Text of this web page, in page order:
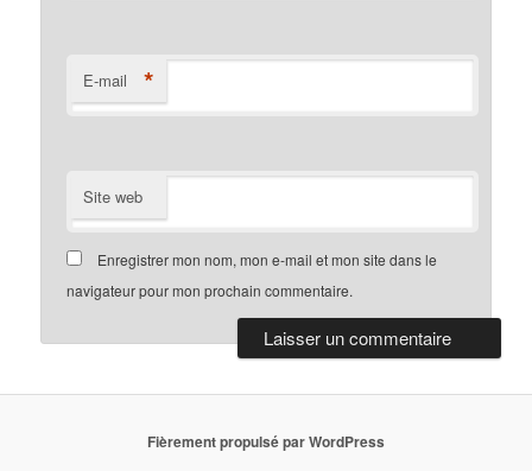
E-mail *
Site web
Enregistrer mon nom, mon e-mail et mon site dans le
navigateur pour mon prochain commentaire.
Fièrement propulsé par WordPress